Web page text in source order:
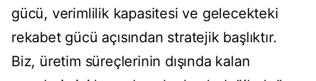
gücü, verimlilik kapasitesi ve gelecekteki
rekabet gücü açısından stratejik başlıktır.
Biz, üretim süreçlerinin dışında kalan